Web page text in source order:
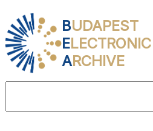
BUDAPEST
ELECTRONIC
ARCHIVE